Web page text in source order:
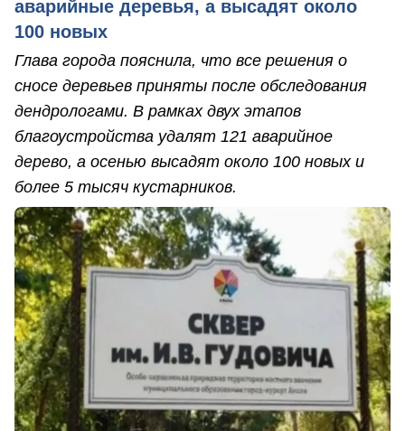
аварийные деревья, а высадят около
100 новых
Глава города пояснила, что все решения о
сносе деревьев приняты после обследования
дендрологами. В рамках двух этапов
благоустройства удалят 121 аварийное
дерево, а осенью высадят около 100 новых и
более 5 тысяч кустарников.